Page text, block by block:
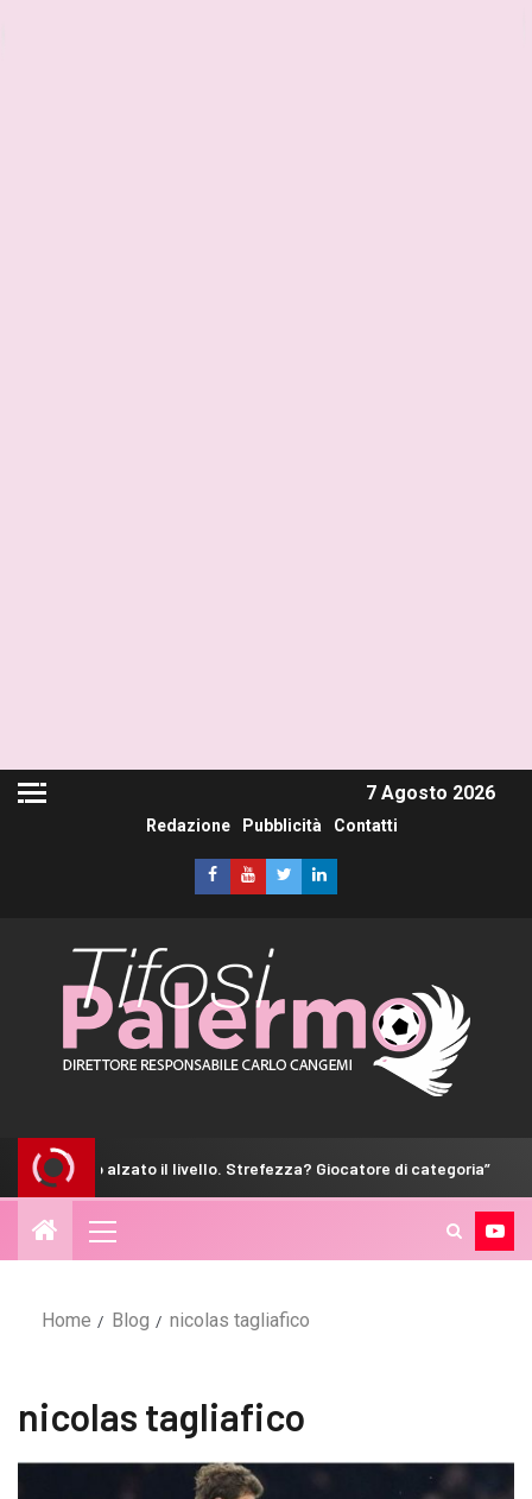
7 Agosto 2026
Redazione Pubblicità Contatti
alzato il livello. Strefezza? Giocatore di categoria”
Home Blog nicolas tagliafico
nicolas tagliafico